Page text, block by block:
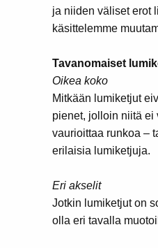
ja niiden väliset erot
käsittelemme
Tavanomaiset
Oikea koko
Mitkään lumiketjut
pienet, jolloin niitä ei
vaurioittaa runkoa –
erilaisia lumiketjuja.
Eri akselit
Jotkin lumiketjut on
olla eri tavalla